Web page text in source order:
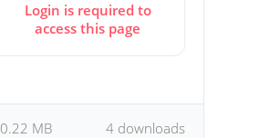
Login is required to
access this page
4 downloads
0.22 MB